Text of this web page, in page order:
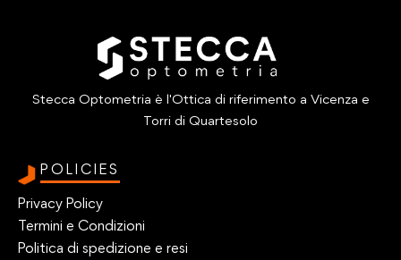
Stecca Optometria è l'Ottica di riferimento a Vicenza e
Torri di Quartesolo
POLICIES
Privacy Policy
Termini e Condizioni
Politica di spedizione e resi